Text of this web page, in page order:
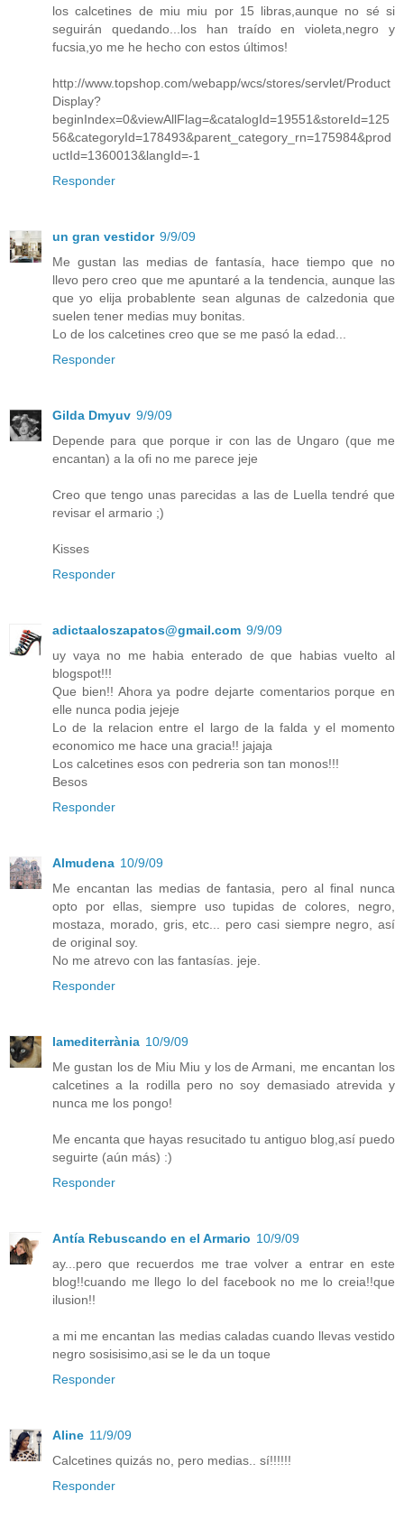
los calcetines de miu miu por 15 libras,aunque no sé si
seguirán quedando...los han traído en violeta,negro y
fucsia,yo me he hecho con estos últimos!
http://www.topshop.com/webapp/wcs/stores/servlet/Product
Display?
beginIndex=0&viewAllFlag=&catalogId=19551&storeId=125
56&categoryId=178493&parent_category_rn=175984&prod
uctId=1360013&langId=-1
Responder
un gran vestidor 9/9/09
Me gustan las medias de fantasía, hace tiempo que no
llevo pero creo que me apuntaré a la tendencia, aunque las
que yo elija probablente sean algunas de calzedonia que
suelen tener medias muy bonitas.
Lo de los calcetines creo que se me pasó la edad...
Responder
Gilda Dmyuv 9/9/09
Depende para que porque ir con las de Ungaro (que me
encantan) a la ofi no me parece jeje
Creo que tengo unas parecidas a las de Luella tendré que
revisar el armario ;)
Kisses
Responder
adictaaloszapatos@gmail.com 9/9/09
uy vaya no me habia enterado de que habias vuelto al
blogspot!!!
Que bien!! Ahora ya podre dejarte comentarios porque en
elle nunca podia jejeje
Lo de la relacion entre el largo de la falda y el momento
economico me hace una gracia!! jajaja
Los calcetines esos con pedreria son tan monos!!!
Besos
Responder
Almudena 10/9/09
Me encantan las medias de fantasia, pero al final nunca
opto por ellas, siempre uso tupidas de colores, negro,
mostaza, morado, gris, etc... pero casi siempre negro, así
de original soy.
No me atrevo con las fantasías. jeje.
Responder
lamediterrània 10/9/09
Me gustan los de Miu Miu y los de Armani, me encantan los
calcetines a la rodilla pero no soy demasiado atrevida y
nunca me los pongo!
Me encanta que hayas resucitado tu antiguo blog,así puedo
seguirte (aún más) :)
Responder
Antía Rebuscando en el Armario 10/9/09
ay...pero que recuerdos me trae volver a entrar en este
blog!!cuando me llego lo del facebook no me lo creia!!que
ilusion!!
a mi me encantan las medias caladas cuando llevas vestido
negro sosisisimo,asi se le da un toque
Responder
Aline 11/9/09
Calcetines quizás no, pero medias.. sí!!!!!!
Responder